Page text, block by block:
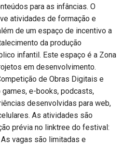
para as infâncias. O
atividades de formação e
de um espaço de incentivo a
da produção
infantil. Este espaço é a Zona
em desenvolvimento.
de Obras Digitais e
games, e-books, podcasts,
desenvolvidas para web,
As atividades são
prévia no linktree do festival:
vagas são limitadas e